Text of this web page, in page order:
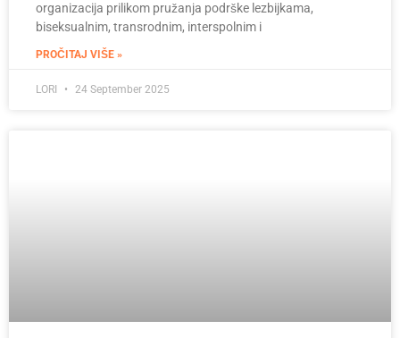
organizacija prilikom pružanja podrške lezbijkama,
biseksualnim, transrodnim, interspolnim i
PROČITAJ VIŠE »
LORI 24 September 2025